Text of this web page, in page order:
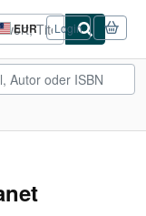
EUR
Seite
der
Einkaufseinstellungen.
Login